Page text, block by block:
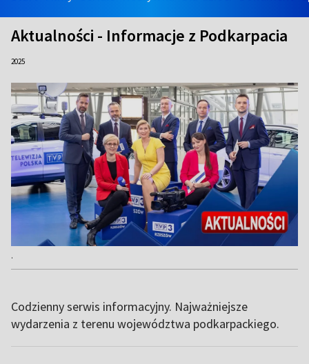
Aktualności - Informacje z Podkarpacia
2025
.
Codzienny serwis informacyjny. Najważniejsze
wydarzenia z terenu województwa podkarpackiego.